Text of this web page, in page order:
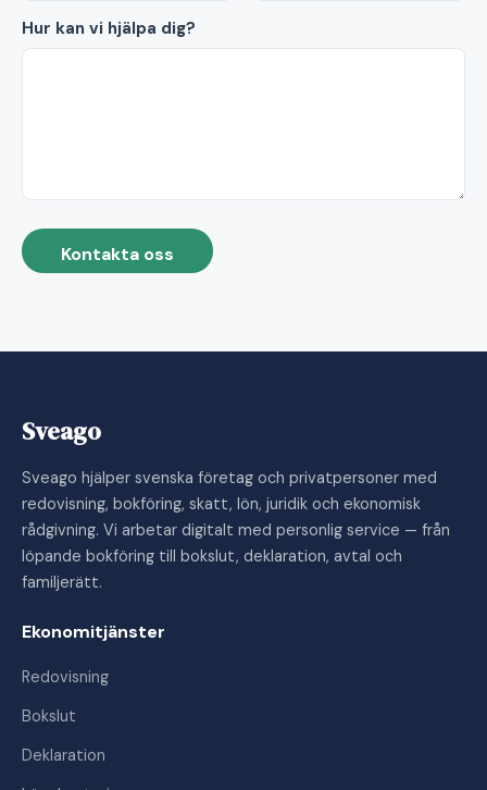
Hur kan vi hjälpa dig?
Kontakta oss
Sveago
Sveago hjälper svenska företag och privatpersoner med
redovisning, bokföring, skatt, lön, juridik och ekonomisk
rådgivning. Vi arbetar digitalt med personlig service — från
löpande bokföring till bokslut, deklaration, avtal och
familjerätt.
Ekonomitjänster
Redovisning
Bokslut
Deklaration